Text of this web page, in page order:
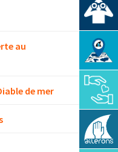
au
de mer